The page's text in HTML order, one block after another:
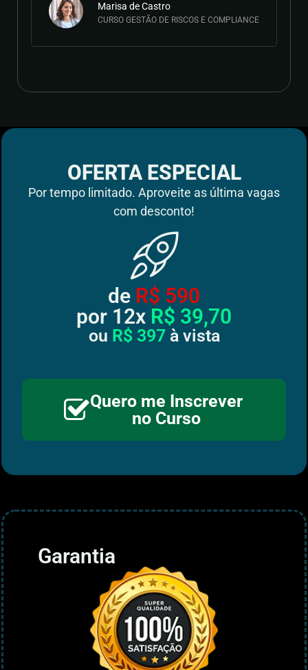
Marisa de Castro
CURSO GESTÃO DE RISCOS E COMPLIANCE
OFERTA ESPECIAL
Por tempo limitado. Aproveite as última vagas
com desconto!
de R$ 590
por 12x R$ 39,70
ou R$ 397à vista
Quero me Inscrever
no Curso
Garantia